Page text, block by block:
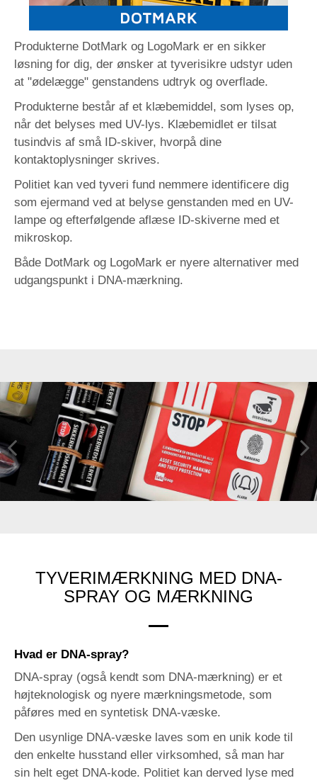
Produkterne DotMark og LogoMark er en sikker
løsning for dig, der ønsker at tyverisikre udstyr uden
at "ødelægge" genstandens udtryk og overflade.
Produkterne består af et klæbemiddel, som lyses op,
når det belyses med UV-lys. Klæbemidlet er tilsat
tusindvis af små ID-skiver, hvorpå dine
kontaktoplysninger skrives.
Politiet kan ved tyveri fund nemmere identificere dig
som ejermand ved at belyse genstanden med en UV-
lampe og efterfølgende aflæse ID-skiverne med et
mikroskop.
Både DotMark og LogoMark er nyere alternativer med
udgangspunkt i DNA-mærkning.
Previ
Next
TYVERIMÆRKNING MED DNA-
SPRAY OG MÆRKNING
Hvad er DNA-spray?
DNA-spray (også kendt som DNA-mærkning) er et
højteknologisk og nyere mærkningsmetode, som
påføres med en syntetisk DNA-væske.
Den usynlige DNA-væske laves som en unik kode til
den enkelte husstand eller virksomhed, så man har
sin helt eget DNA-kode. Politiet kan derved lyse med